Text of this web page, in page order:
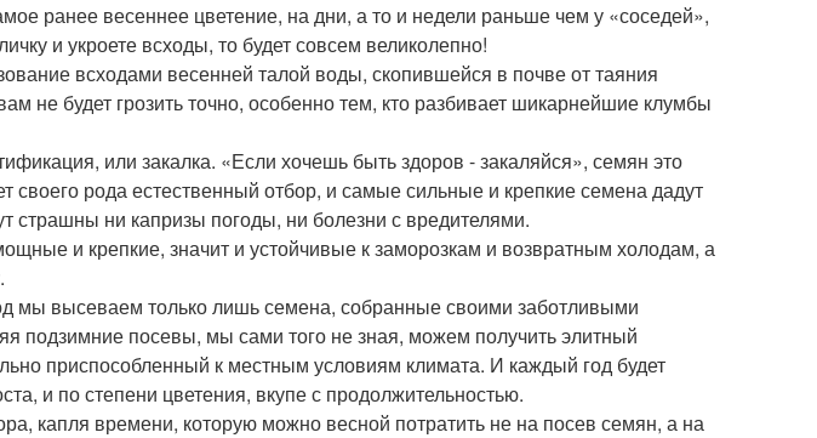
ранее весеннее цветение, на дни, а то и недели раньше чем у «соседей»,
и укроете всходы, то будет совсем великолепно!
всходами весенней талой воды, скопившейся в почве от таяния
не будет грозить точно, особенно тем, кто разбивает шикарнейшие клумбы
или закалка. «Если хочешь быть здоров - закаляйся», семян это
своего рода естественный отбор, и самые сильные и крепкие семена дадут
страшны ни капризы погоды, ни болезни с вредителями.
и крепкие, значит и устойчивые к заморозкам и возвратным холодам, а
мы высеваем только лишь семена, собранные своими заботливыми
подзимние посевы, мы сами того не зная, можем получить элитный
приспособленный к местным условиям климата. И каждый год будет
и по степени цветения, вкупе с продолжительностью.
капля времени, которую можно весной потратить не на посев семян, а на